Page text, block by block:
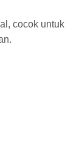
cocok untuk